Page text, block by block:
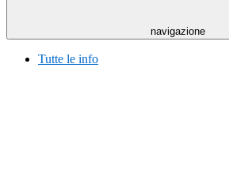
navigazione
Tutte le info